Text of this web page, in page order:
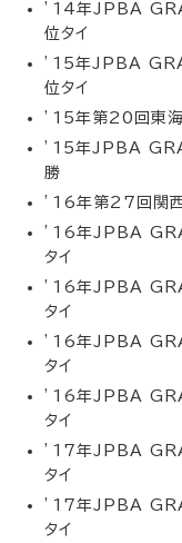
’14年JPBA
位タイ
’15年JPBA
位タイ
’15年第20回東
’15年JPBA
勝
’16年第27回関
’16年JPBA
タイ
’16年JPBA
タイ
’16年JPBA
タイ
’16年JPBA
タイ
’17年JPBA
タイ
’17年JPBA
タイ